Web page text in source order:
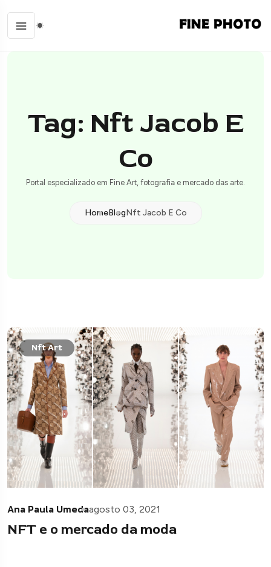
Tag: Nft Jacob E
Co
Portal especializado em Fine Art, fotografia e mercado das arte.
HomeBlogNft Jacob E Co
Nft Art
Ana Paula Umedaagosto 03, 2021
NFT e o mercado da moda